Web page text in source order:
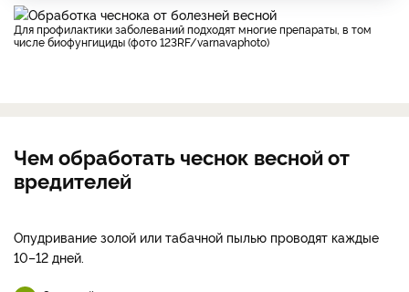
Для профилактики заболеваний подходят многие препараты, в том
числе биофунгициды (фото 123RF/varnavaphoto)
Чем обработать чеснок весной от
вредителей
Опудривание золой или табачной пылью проводят каждые
10–12 дней.